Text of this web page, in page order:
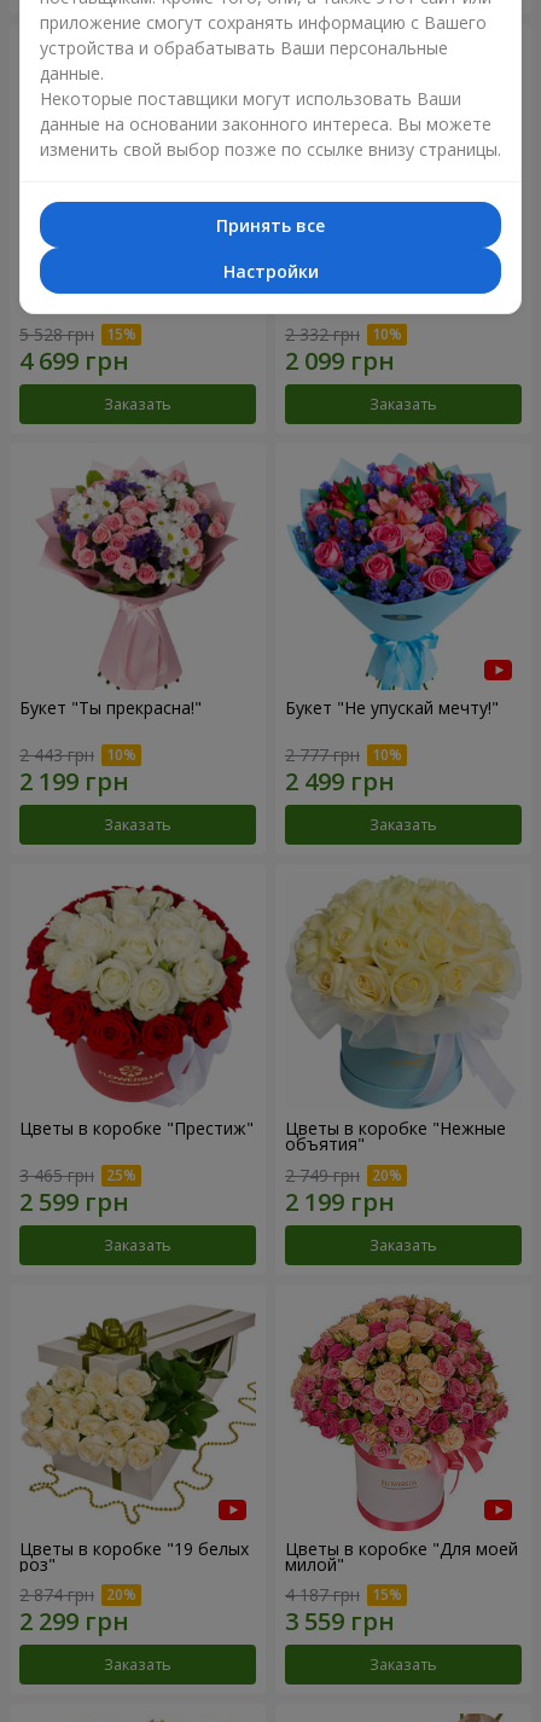
51 белая хризантема
5 528 грн
Заказать
Романтический букет
2 332 грн
Заказать
Букет "Ты прекрасна!"
2 443 грн
Заказать
Букет "Не упускай мечту!"
2 777 грн
Заказать
Цветы в коробке "Престиж"
3 465 грн
Заказать
Цветы в коробке "Нежные
объятия"
2 749 грн
Заказать
Цветы в коробке "19 белых
роз"
2 874 грн
Заказать
Цветы в коробке "Для моей
милой"
4 187 грн
Заказать
приложение смогут сохранять информацию с Вашего
устройства и обрабатывать Ваши персональные
данные.
Некоторые поставщики могут использовать Ваши
данные на основании законного интереса. Вы можете
изменить свой выбор позже по ссылке внизу страницы.
Принять все
Настройки